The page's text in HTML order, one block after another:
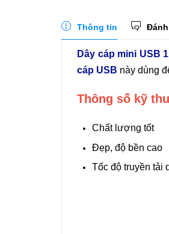
Thông tin
Dây cáp mini USB
cáp USB này dùng
Thông số kỹ
Chất lượng tốt
Đẹp, độ bền cao
Tốc độ truyền tải